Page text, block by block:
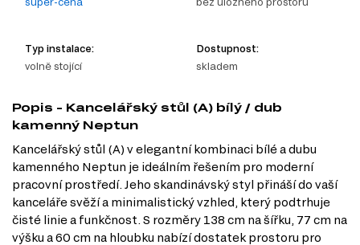
Typ instalace:
volně stojící
Dostupnost:
skladem
Popis - Kancelářský stůl (A) bílý / dub
kamenný Neptun
Kancelářský stůl (A) v elegantní kombinaci bílé a dubu
kamenného Neptun je ideálním řešením pro moderní
pracovní prostředí. Jeho skandinávský styl přináší do vaší
kanceláře svěží a minimalistický vzhled, který podtrhuje
čisté linie a funkčnost. S rozměry 138 cm na šířku, 77 cm na
výšku a 60 cm na hloubku nabízí dostatek prostoru pro